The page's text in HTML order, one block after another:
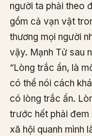
người ta phải theo
gồm cả vạn vật
thương mọi người
vậy. Mạnh Tử sau
“Lòng trắc ẩn, là
có thể nói cách
có lòng trắc ẩn.
trước hết phải đem
xã hội quanh mình